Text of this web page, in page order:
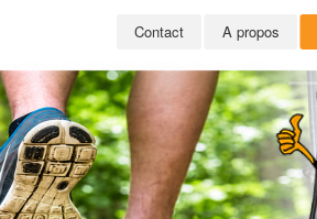
Contact A propos